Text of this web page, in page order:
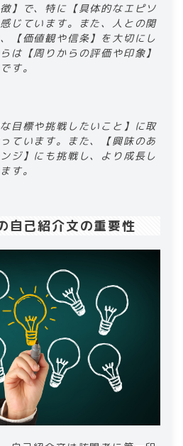
】で、特に【具体的なエピソ
じています。また、人との関
【価値観や信条】を大切にし
は【周りからの評価や印象】
す。​
目標や挑戦したいこと】に取
ています。また、【興味のあ
ジ】にも挑戦し、より成長し
す。​
自己紹介文の重要性​